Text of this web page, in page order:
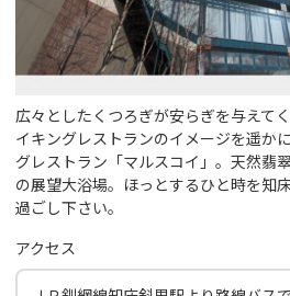
広々としたくつろぎが安らぎを与えて
イキングレストランのイメージを遥か
グレストラン「マルスコイ」。天然翡
の展望大浴場。ほっとするひと時を知
過ごし下さい。
アクセス